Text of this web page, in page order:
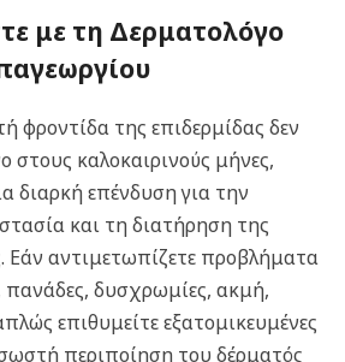
με τη Δερματολόγο
φροντίδα της επιδερμίδας δεν
στους καλοκαιρινούς μήνες,
διαρκή επένδυση για την
και τη διατήρηση της
Εάν αντιμετωπίζετε προβλήματα
δυσχρωμίες, ακμή,
επιθυμείτε εξατομικευμένες
περιποίηση του δέρματός